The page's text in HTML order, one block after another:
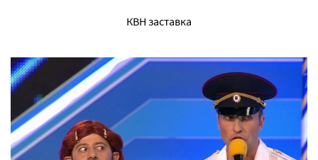
КВН заставка